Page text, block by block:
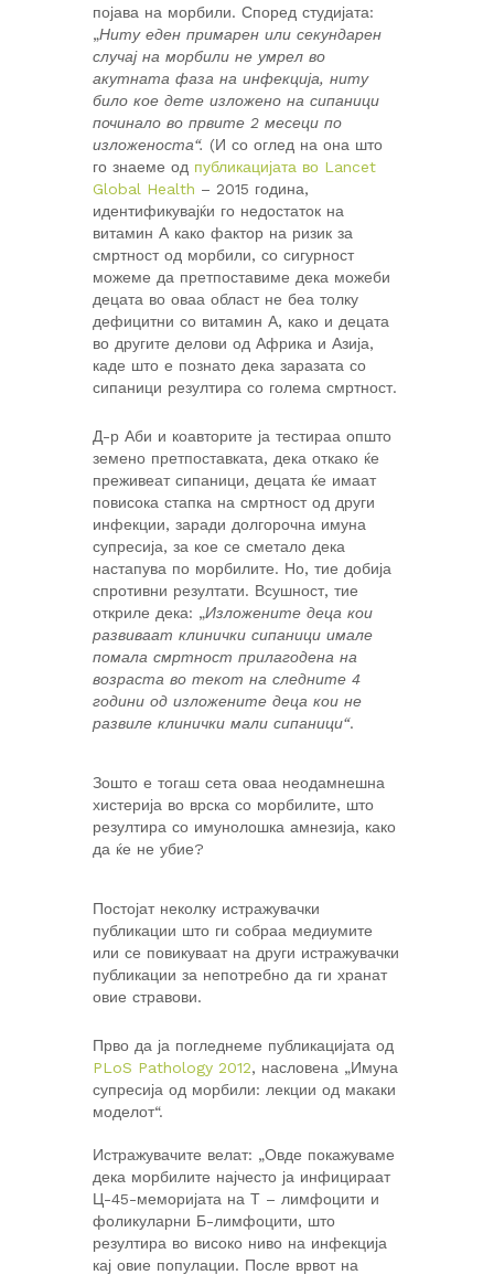
појава на морбили. Според студијата:
„Ниту еден примарен или секундарен
случај на морбили не умрел во
акутната фаза на инфекција, ниту
било кое дете изложено на сипаници
починало во првите 2 месеци по
изложеноста“. (И со оглед на она што
го знаеме од публикацијата во Lancet
Global Health – 2015 година,
идентификувајќи го недостаток на
витамин А како фактор на ризик за
смртност од морбили, со сигурност
можеме да претпоставиме дека можеби
децата во оваа област не беа толку
дефицитни со витамин А, како и децата
во другите делови од Африка и Азија,
каде што е познато дека заразата со
сипаници резултира со голема смртност.
Д-р Аби и коавторите ја тестираа општо
земено претпоставката, дека откако ќе
преживеат сипаници, децата ќе имаат
повисока стапка на смртност од други
инфекции, заради долгорочна имуна
супресија, за кое се сметало дека
настапува по морбилите. Но, тие добија
спротивни резултати. Всушност, тие
откриле дека: „Изложените деца кои
развиваат клинички сипаници имале
помала смртност прилагодена на
возраста во текот на следните 4
години од изложените деца кои не
развиле клинички мали сипаници“.
Зошто е тогаш сета оваа неодамнешна
хистерија во врска со морбилите, што
резултира со имунолошка амнезија, како
да ќе не убие?
Постојат неколку истражувачки
публикации што ги собраа медиумите
или се повикуваат на други истражувачки
публикации за непотребно да ги хранат
овие стравови.
Прво да ја погледнеме публикацијата од
PLoS Pathology 2012, насловена „Имуна
супресија од морбили: лекции од макаки
моделот“.
Истражувачите велат: „Овде покажуваме
дека морбилите најчесто ја инфицираат
Ц-45-меморијата на Т – лимфоцити и
фоликуларни Б-лимфоцити, што
резултира во високо ниво на инфекција
кај овие популации. После врвот на